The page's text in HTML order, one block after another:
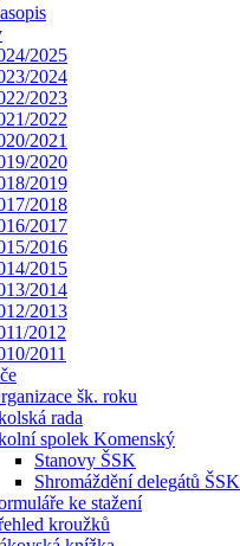
2025
2024
2023
2022
2021
2020
2019
2018
2017
2016
2015
2014
2013
2012
2011
šk. roku
rada
spolek Komenský
Stanovy ŠSK
Shromáždění delegátů ŠSK
ke stažení
kroužků